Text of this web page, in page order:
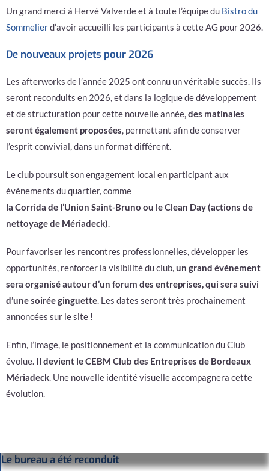
Un grand merci à Hervé Valverde et à toute l’équipe du Bistro du
Sommelierd’avoir accueilli les participants à cette AG pour 2026.
De nouveaux projets pour 2026
Les afterworks de l’année 2025 ont connu un véritable succès. Ils
seront reconduits en 2026, et dans la logique de développement
et de structuration pour cette nouvelle année,des matinales
seront également proposées, permettant afin de conserver
l’esprit convivial, dans un format différent.
Le club poursuit son engagement local en participant aux
événements du quartier, comme
la Corrida de l’Union Saint-Bruno ou le Clean Day (actions de
nettoyage de Mériadeck).
Pour favoriser les rencontres professionnelles, développer les
opportunités, renforcer la visibilité du club,un grand événement
sera organisé autour d’un forum des entreprises, qui sera suivi
d’une soirée ginguette. Les dates seront très prochainement
annoncées sur le site !
Enfin, l’image, le positionnement et la communication du Club
évolue. Il devient le CEBM Club des Entreprises de Bordeaux
Mériadeck. Une nouvelle identité visuelle accompagnera cette
évolution.
Le bureau a été reconduit